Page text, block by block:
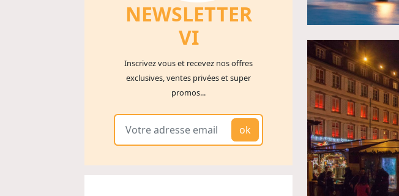
NEWSLETTER
VI
Inscrivez vous et recevez nos offres
exclusives, ventes privées et super
promos...
ok